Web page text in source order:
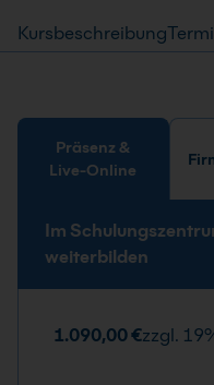
Kursbeschreibung
Präsenz &
Live-Online
Im
weiterbilden
1.090,00 €zzgl.